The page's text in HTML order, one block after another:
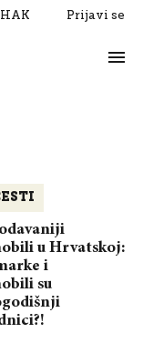
Prijavi se
u Hrvatskoj:
i
su